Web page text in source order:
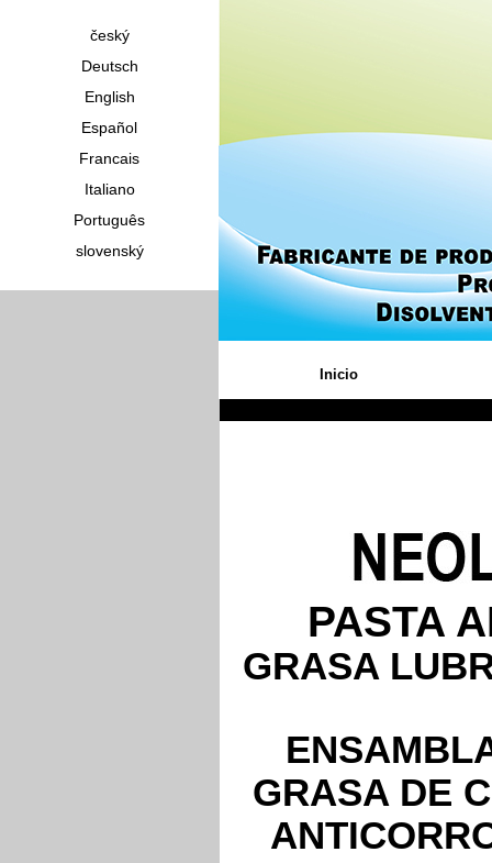
český
Deutsch
English
Español
Francais
Italiano
Português
slovenský
Inicio
PASTA
GRASA
GRASA DE